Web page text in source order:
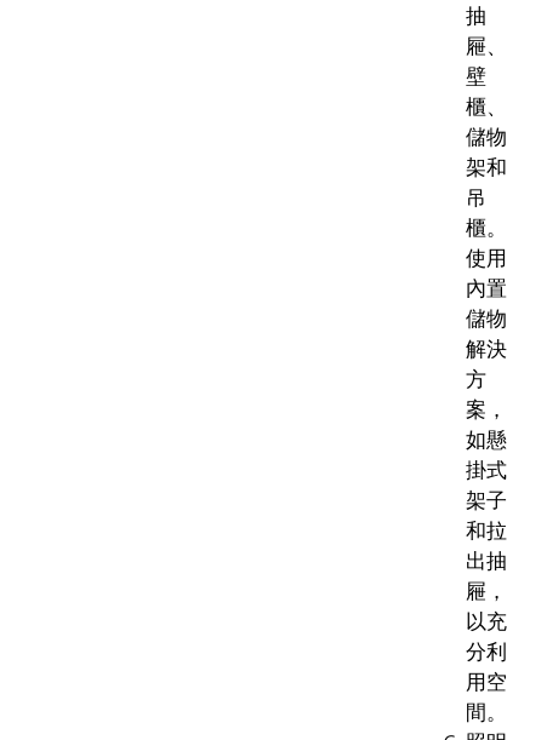
抽
屜、
壁
櫃、
儲物
架和
吊
櫃。
使用
內置
儲物
解決
方
案，
如懸
掛式
架子
和拉
出抽
屜，
以充
分利
用空
間。